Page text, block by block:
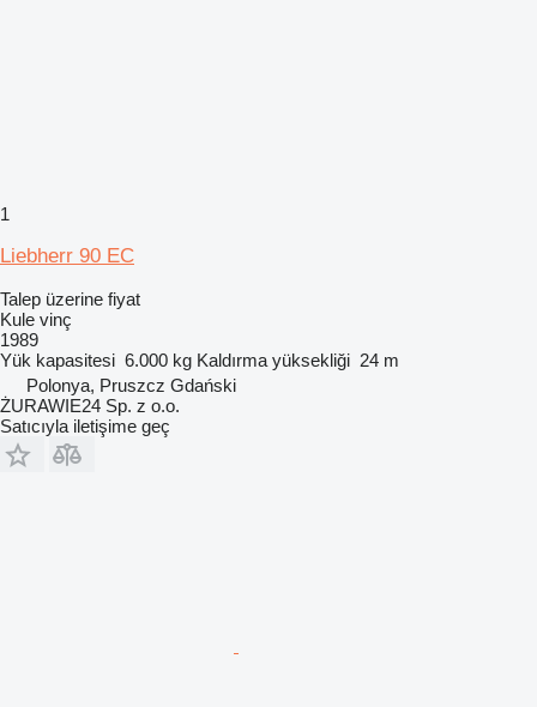
1
Liebherr 90 EC
Talep üzerine fiyat
Kule vinç
1989
Yük kapasitesi 6.000 kg Kaldırma yüksekliği 24 m
Polonya, Pruszcz Gdański
ŻURAWIE24 Sp. z o.o.
Satıcıyla iletişime geç